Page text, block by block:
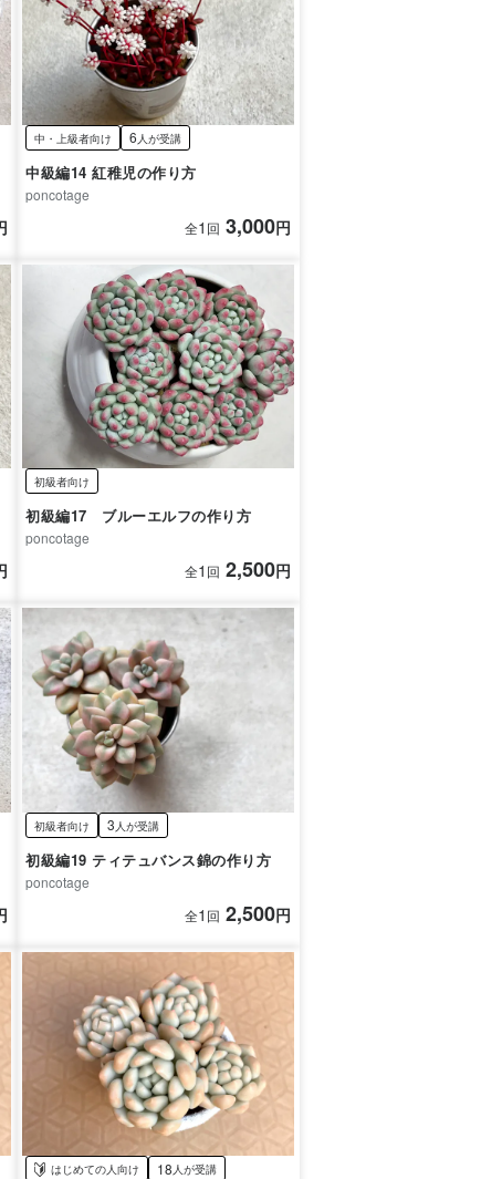
中級編14 紅稚児の作り方
poncotage
中・上級者向け 6 人が受講
全1 回 3,000円
初級編17 ブルーエルフの作り方
poncotage
初級者向け
全1 回 2,500円
初級編19 ティテュバンス錦の作り方
poncotage
初級者向け 3 人が受講
全1 回 2,500円
はじめての人向け 18 人が受講